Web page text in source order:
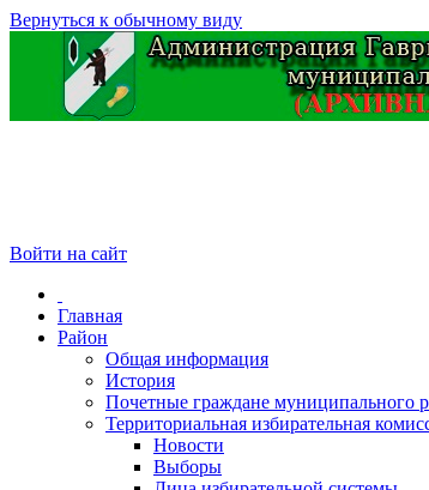
Вернуться к обычному виду
Войти на сайт
Главная
Район
Общая информация
История
Почетные граждане муниципального
Территориальная избирательная
Новости
Выборы